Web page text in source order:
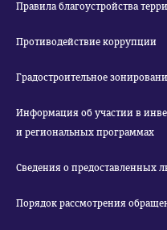
Правила благоустройства
Противодействие коррупции
Градостроительное
Информация об участии в
и региональных программах
Сведения о предоставленных
Порядок рассмотрения